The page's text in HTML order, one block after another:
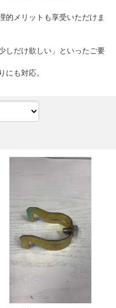
的メリットも享受いただけま
しだけ欲しい」といったご要
にも対応。